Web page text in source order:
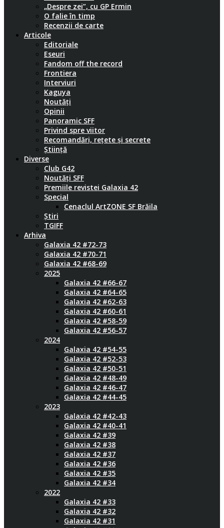
„Despre zei”, cu GP Ermin
O falie în timp
Recenzii de carte
Articole
Editoriale
Eseuri
Fandom off the record
Frontiera
Interviuri
Kaguya
Noutăți
Opinii
Panoramic SFF
Privind spre viitor
Recomandări, rețete și secrete
Știință
Diverse
Club G42
Noutăți SFF
Premiile revistei Galaxia 42
Special
Cenaclul ArtZONE SF Brăila
Știri
TGIFF
Arhiva
Galaxia 42 #72-73
Galaxia 42 #70-71
Galaxia 42 #68-69
2025
Galaxia 42 #66-67
Galaxia 42 #64-65
Galaxia 42 #62-63
Galaxia 42 #60-61
Galaxia 42 #58-59
Galaxia 42 #56-57
2024
Galaxia 42 #54-55
Galaxia 42 #52-53
Galaxia 42 #50-51
Galaxia 42 #48-49
Galaxia 42 #46-47
Galaxia 42 #44-45
2023
Galaxia 42 #42-43
Galaxia 42 #40-41
Galaxia 42 #39
Galaxia 42 #38
Galaxia 42 #37
Galaxia 42 #36
Galaxia 42 #35
Galaxia 42 #34
2022
Galaxia 42 #33
Galaxia 42 #32
Galaxia 42 #31